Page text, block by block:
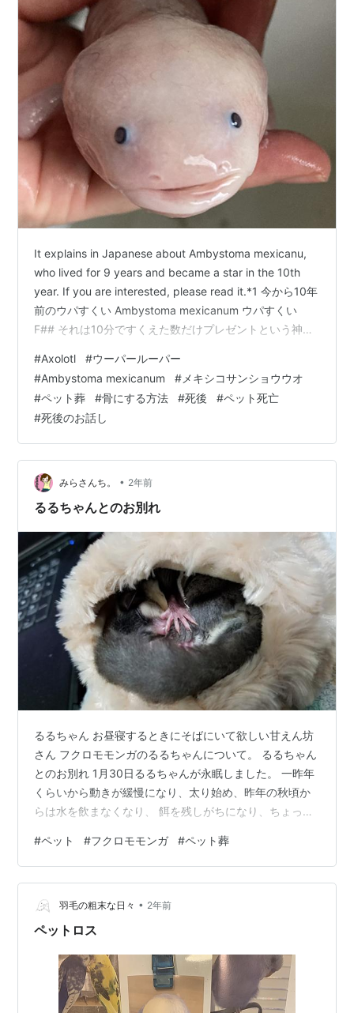
It explains in Japanese about Ambystoma mexicanu,
who lived for 9 years and became a star in the 10th
year. If you are interested, please read it.*1 今から10年
前のウパすくい Ambystoma mexicanum ウパすくい
F## それは10分ですくえた数だけプレゼントという神企
けを連れて帰る事に。出会った時は1cmあるかないか。
とても小さなかわいい生命体でした。 それから9年、体
長は30…
#Axolotl #ウーパールーパー
#Ambystoma mexicanum # メキシコサンショウウオ
#ペット葬 #骨にする方法 #死後 #ペット死亡
#死後のお話し
みらさんち。 • 2年前
るるちゃんとのお別れ
るるちゃん お昼寝するときにそばにいて欲しい甘えん坊
さん フクロモモンガのるるちゃんについて。 るるちゃん
とのお別れ 1月30日るるちゃんが永眠しました。 一昨年
くらいから動きが緩慢になり、太り始め、昨年の秋頃か
らは水を飲まなくなり、 餌を残しがちになり、ちょっと
じていました。 急激に体調を崩したわけではなかったか
ら動物病院に連れていく判断遅れちゃったな、とか、水
入れが飲みにくかったかなとか、動きが弱弱しくなった
のに合わせて室温を調整してあげたらよかったかなと
か、とまらない後悔。 小動物の人生は短い。 でも私がも
#ペット #フクロモモンガ #ペット葬
羽毛の粗末な日々 • 2年前
ペットロス